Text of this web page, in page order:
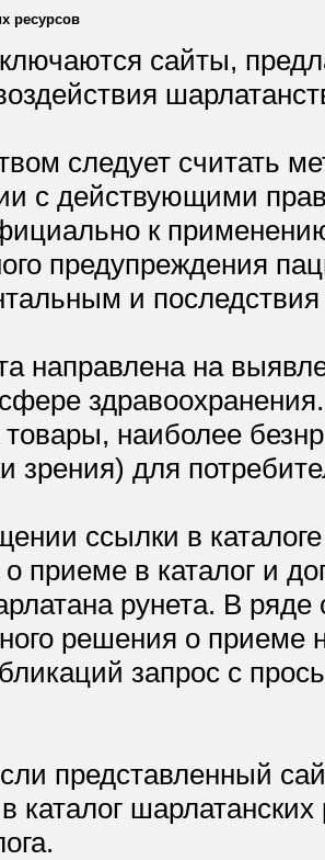
ресурсов
сайты,
следует считать
с действующими
к
предупреждения
и
направлена на
товары, наиболее
зрения) для
ссылки в
приеме в каталог и
рунета. В
решения о приеме
запрос с
представленный
каталог